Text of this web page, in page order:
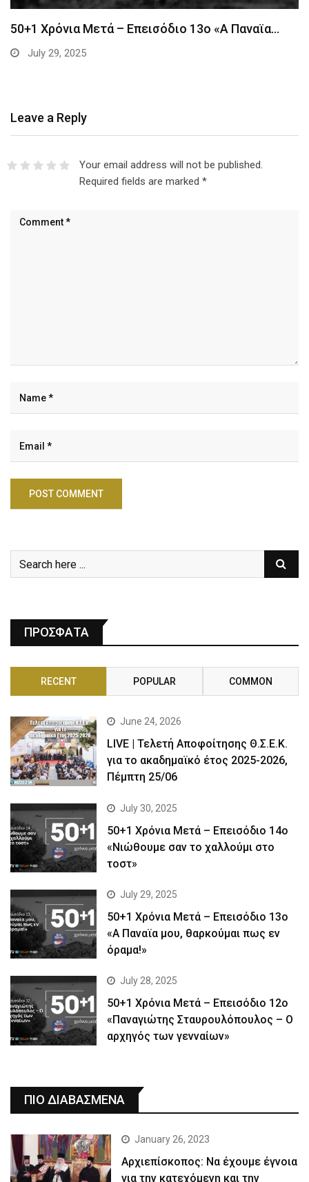
50+1 Χρόνια Μετά – Επεισόδιο 13ο «Α Παναϊα…
July 29, 2025
Leave a Reply
Your email address will not be published.
Required fields are marked *
ΠΡΟΣΦΑΤΑ
RECENT POPULAR COMMON
June 24, 2026
LIVE | Τελετή Αποφοίτησης Θ.Σ.Ε.Κ.
για το ακαδημαϊκό έτος 2025-2026,
Πέμπτη 25/06
July 30, 2025
50+1 Χρόνια Μετά – Επεισόδιο 14ο
«Νιώθουμε σαν το χαλλούμι στο
τοστ»
July 29, 2025
50+1 Χρόνια Μετά – Επεισόδιο 13ο
«Α Παναϊα μου, θαρκούμαι πως εν
όραμα!»
July 28, 2025
50+1 Χρόνια Μετά – Επεισόδιο 12ο
«Παναγιώτης Σταυρουλόπουλος – Ο
αρχηγός των γενναίων»
ΠΙΟ ΔΙΑΒΑΣΜΕΝΑ
January 26, 2023
Αρχιεπίσκοπος: Να έχουμε έγνοια
για την κατεχόμενη και την